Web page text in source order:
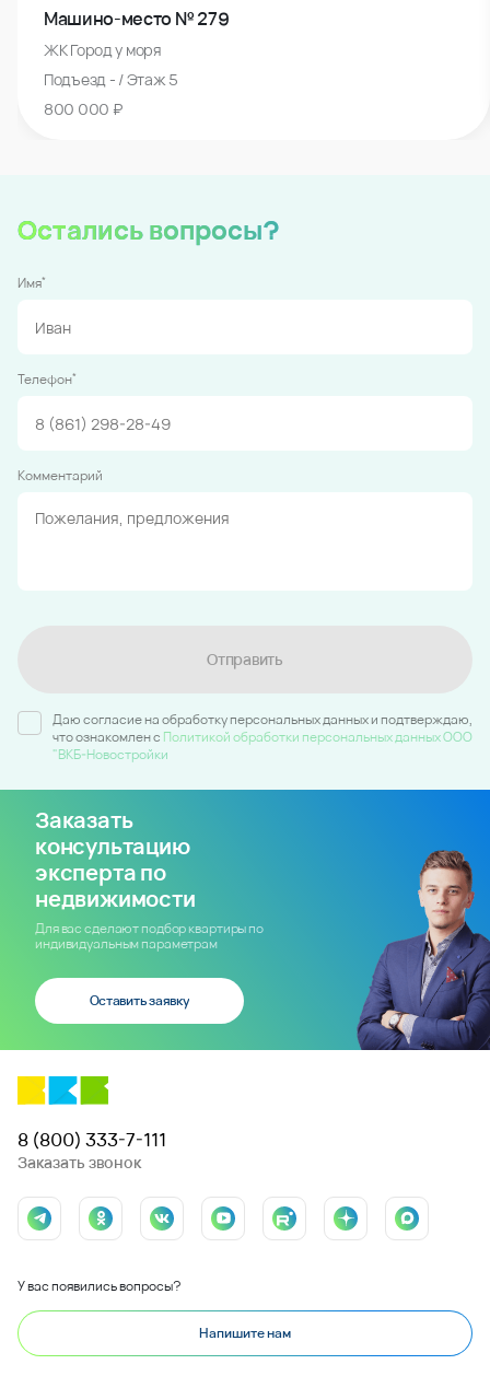
Машино-место № 279
ЖК Город у моря
Подъезд - / Этаж 5
800 000 ₽
Остались вопросы?
Имя*
Телефон*
Комментарий
Отправить
Даю согласие на обработку персональных данных и подтверждаю,
что ознакомлен c Политикой обработки персональных данных ООО
"ВКБ-Новостройки
Заказать
консультацию
эксперта по
недвижимости
Для вас сделают подбор квартиры по
индивидуальным параметрам
Оставить заявку
8 (800) 333-7-111
Заказать звонок
У вас появились вопросы?
Напишите нам